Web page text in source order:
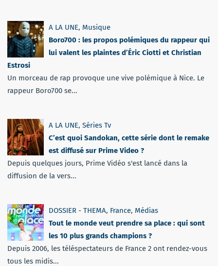
A LA UNE, Musique
Boro700 : les propos polémiques du rappeur qui
lui valent les plaintes d’Éric Ciotti et Christian
Estrosi
Un morceau de rap provoque une vive polémique à Nice. Le
rappeur Boro700 se...
A LA UNE, Séries Tv
C’est quoi Sandokan, cette série dont le remake
est diffusé sur Prime Video ?
Depuis quelques jours, Prime Vidéo s'est lancé dans la
diffusion de la vers...
DOSSIER - THEMA, France, Médias
Tout le monde veut prendre sa place : qui sont
les 10 plus grands champions ?
Depuis 2006, les téléspectateurs de France 2 ont rendez-vous
tous les midis...